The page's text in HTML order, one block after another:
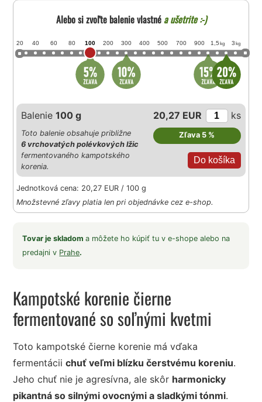
Alebo si zvoľte balenie vlastnéa ušetrite :-)
20 40 60 80 100 200 300 400 500 700 900 1,5 kg 3 kg
Balenie100 g 20,27 EUR ks
Zľava 5 %
Toto balenie obsahuje približne
6 vrchovatých polévkových lžic
fermentovaného kampotského
korenia.
Jednotková cena: 20,27 EUR / 100 g
Množstevné zľavy platia len pri objednávke cez e-shop.
Tovar je skladoma môžete ho kúpiť tu v e-shope alebo na
predajni v Prahe.
Kampotské korenie čierne
fermentované so soľnými kvetmi
Toto kampotské čierne korenie má vďaka
fermentáciichuť veľmi blízku čerstvému koreniu.
Jeho chuť nie je agresívna, ale skôr harmonicky
pikantná so silnými ovocnými a sladkými tónmi.